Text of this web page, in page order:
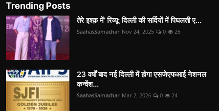
Trending Posts
तेरे इश्क़ में’ रिव्यू: दिल्ली की सर्दियों में पिघलती ए...
SaahasSamachar Nov 24, 2025 0 26
23 वर्षों बाद नई दिल्ली में होगा एसजेएफआई नेशनल
कन्वेंश...
SaahasSamachar Mar 2, 2026 0 24